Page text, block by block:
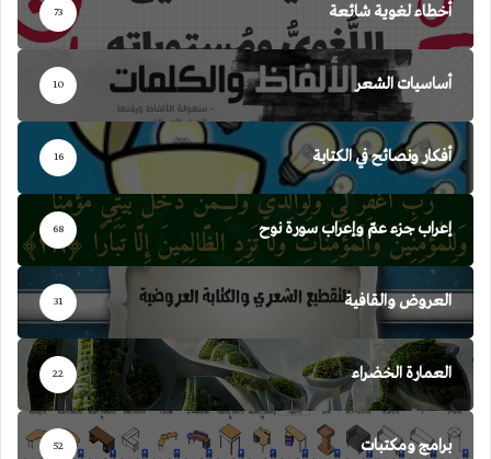
أخطاء لغوية شائعة 73
أساسيات الشعر 10
أفكار ونصائح في الكتابة 16
إعراب جزء عمّ وإعراب سورة نوح 68
العروض والقافية 31
العمارة الخضراء 22
برامج ومكتبات 52